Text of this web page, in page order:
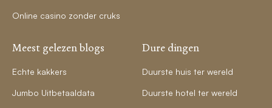
Online casino zonder cruks
Meest gelezen blogs
Echte kakkers
Jumbo Uitbetaaldata
Dure dingen
Duurste huis ter wereld
Duurste hotel ter wereld